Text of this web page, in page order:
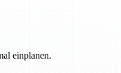
einplanen.